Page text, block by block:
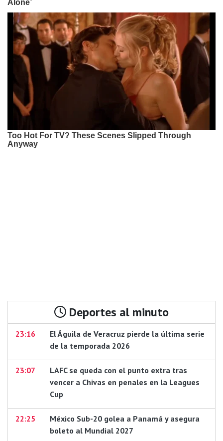
Deportes al minuto
23:16
El Águila de Veracruz pierde la última serie
de la temporada 2026
23:07
LAFC se queda con el punto extra tras
vencer a Chivas en penales en la Leagues
Cup
22:25
México Sub-20 golea a Panamá y asegura
boleto al Mundial 2027